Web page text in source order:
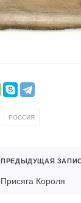
РОССИЯ
ПРЕДЫДУЩАЯ
Присяга Короля